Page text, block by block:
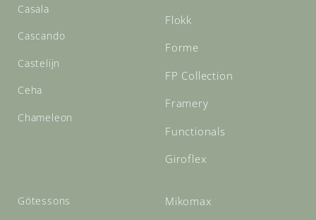
Casala
Cascando
Castelijn
Ceha
Chameleon
Flokk
Forme
FP Collection
Framery
Functionals
Giroflex
Götessons
Mikomax